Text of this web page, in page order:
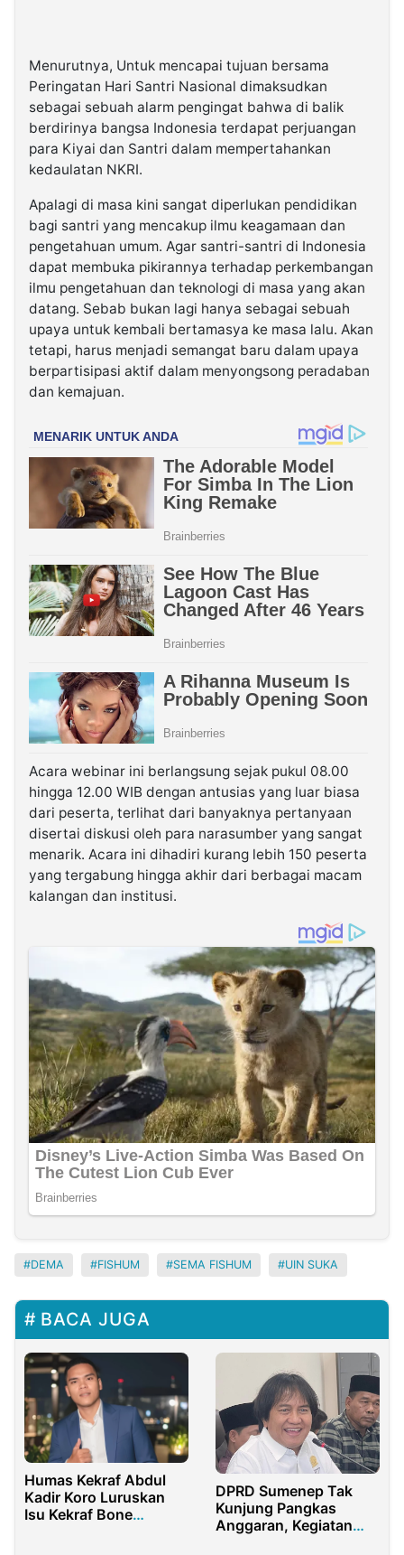
Menurutnya, Untuk mencapai tujuan bersama
Peringatan Hari Santri Nasional dimaksudkan
sebagai sebuah alarm pengingat bahwa di balik
berdirinya bangsa Indonesia terdapat perjuangan
para Kiyai dan Santri dalam mempertahankan
kedaulatan NKRI.
Apalagi di masa kini sangat diperlukan pendidikan
bagi santri yang mencakup ilmu keagamaan dan
pengetahuan umum. Agar santri-santri di Indonesia
dapat membuka pikirannya terhadap perkembangan
ilmu pengetahuan dan teknologi di masa yang akan
datang. Sebab bukan lagi hanya sebagai sebuah
upaya untuk kembali bertamasya ke masa lalu. Akan
tetapi, harus menjadi semangat baru dalam upaya
berpartisipasi aktif dalam menyongsong peradaban
dan kemajuan.
Acara webinar ini berlangsung sejak pukul 08.00
hingga 12.00 WIB dengan antusias yang luar biasa
dari peserta, terlihat dari banyaknya pertanyaan
disertai diskusi oleh para narasumber yang sangat
menarik. Acara ini dihadiri kurang lebih 150 peserta
yang tergabung hingga akhir dari berbagai macam
kalangan dan institusi.
DEMA FISHUM SEMA FISHUM UIN SUKA
BACA JUGA
Humas Kekraf Abdul
Kadir Koro Luruskan
Isu Kekraf Bone
DPRD Sumenep Tak
Kunjung Pangkas
Anggaran, Kegiatan